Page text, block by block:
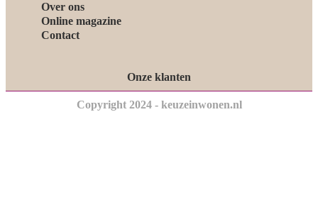
Over ons
Online magazine
Contact
Onze klanten
Copyright 2024 - keuzeinwonen.nl